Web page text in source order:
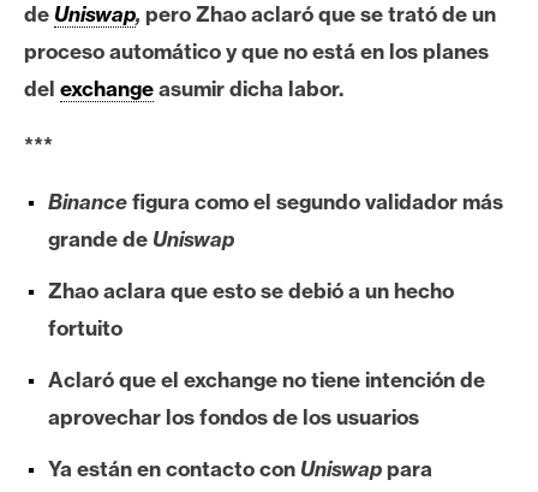
n
e
r
u
m
I
de Uniswap, pero Zhao aclaró que se trató de un
proceso automático y que no está en los planes
del exchangeasumir dicha labor.
***
Binancefigura como el segundo validador más
grande de Uniswap
Zhao aclara que esto se debió a un hecho
fortuito
Aclaró que el exchange no tiene intención de
aprovechar los fondos de los usuarios
Ya están en contacto con Uniswappara